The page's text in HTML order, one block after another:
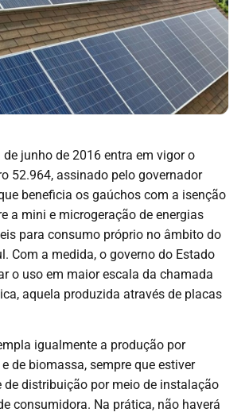
junho de 2016 entra em vigor o
52.964, assinado pelo governador
beneficia os gaúchos com a isenção
a mini e microgeração de energias
para consumo próprio no âmbito do
Com a medida, o governo do Estado
o uso em maior escala da chamada
aquela produzida através de placas
igualmente a produção por
de biomassa, sempre que estiver
de distribuição por meio de instalação
consumidora. Na prática, não haverá